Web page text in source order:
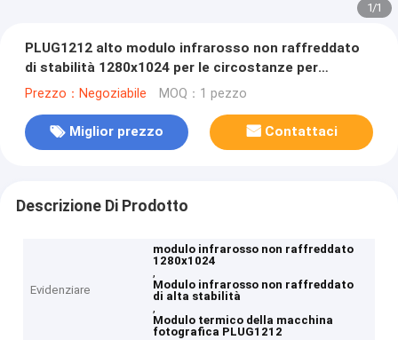
1/1
PLUG1212 alto modulo infrarosso non raffreddato
di stabilità 1280x1024 per le circostanze per
qualsiasi tempo
Prezzo：Negoziabile MOQ：1 pezzo
Miglior prezzo Contattaci
Descrizione Di Prodotto
Evidenziare
modulo infrarosso non raffreddato
1280x1024
,
Modulo infrarosso non raffreddato
di alta stabilità
,
Modulo termico della macchina
fotografica PLUG1212